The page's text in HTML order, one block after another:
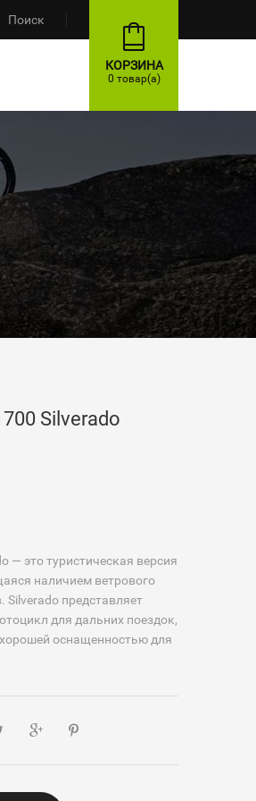
Поиск
КОРЗИНА
0 товар(а)
Silverado
— это туристическая версия
наличием ветрового
Silverado представляет
для дальних поездок,
оснащенностью для